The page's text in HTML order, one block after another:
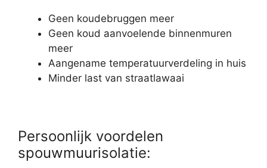
Geen koudebruggen meer
Geen koud aanvoelende binnenmuren
meer
Aangename temperatuurverdeling in huis
Minder last van straatlawaai
Persoonlijk voordelen
spouwmuurisolatie: